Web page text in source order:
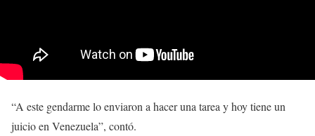
“A este gendarme lo enviaron a hacer una tarea y hoy tiene un
juicio en Venezuela”, contó.